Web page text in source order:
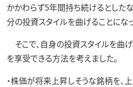
かかわらず5年間持ち続けるとした
分の投資スタイルを曲げることにな
そこで、自身の投資スタイルを曲
を享受できる方法を考えました。
・株価が将来上昇しそうな銘柄を、